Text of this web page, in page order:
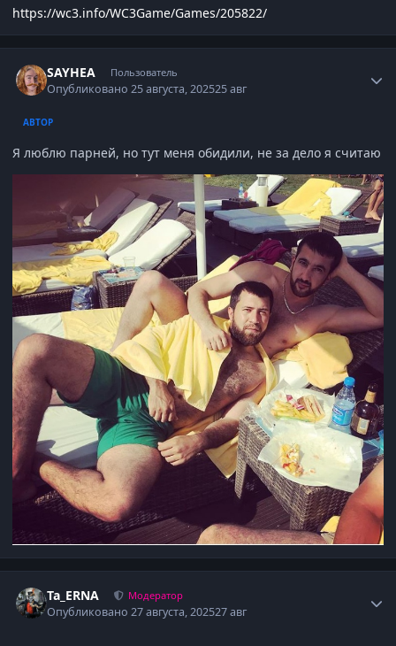
https://wc3.info/WC3Game/Games/205822/
SAYHEA Пользователь
Опубликовано25 августа, 202525 авг
АВТОР
Я люблю парней, но тут меня обидили, не за дело я считаю
Ta_ERNA Модератор
Опубликовано27 августа, 202527 авг